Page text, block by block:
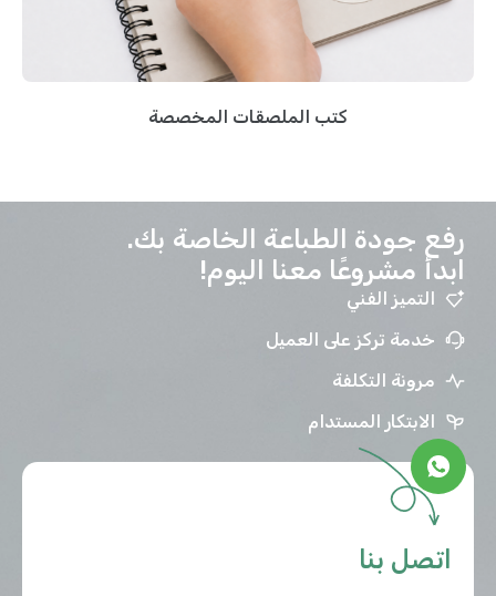
كتب الملصقات المخصصة
رفع جودة الطباعة الخاصة بك.
ابدأ مشروعًا معنا اليوم!
التميز الفني
خدمة تركز على العميل
مرونة التكلفة
الابتكار المستدام
اتصل بنا